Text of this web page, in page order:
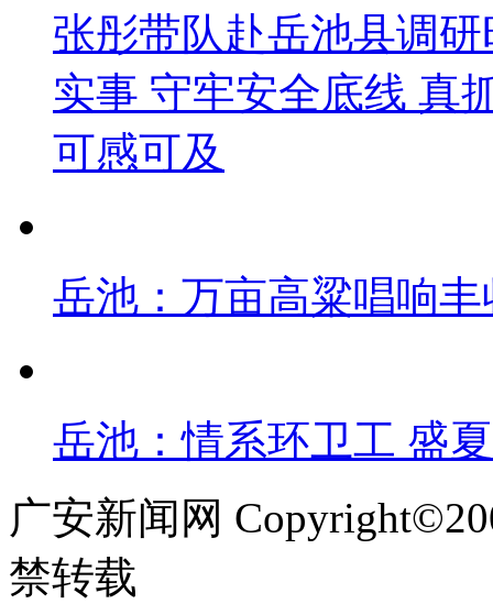
张彤带队赴岳池县调
实事 守牢安全底线 真
可感可及
岳池：万亩高粱唱响丰
岳池：情系环卫工 盛
广安新闻网
禁转载